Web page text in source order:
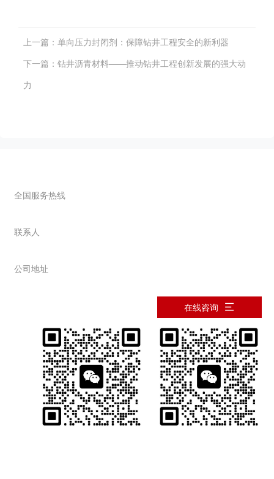
上一篇： 单向压力封闭剂：保障钻井工程安全的新利器
下一篇： 钻井沥青材料——推动钻井工程创新发展的强大动
力
全国服务热线
联系人
公司地址
在线咨询